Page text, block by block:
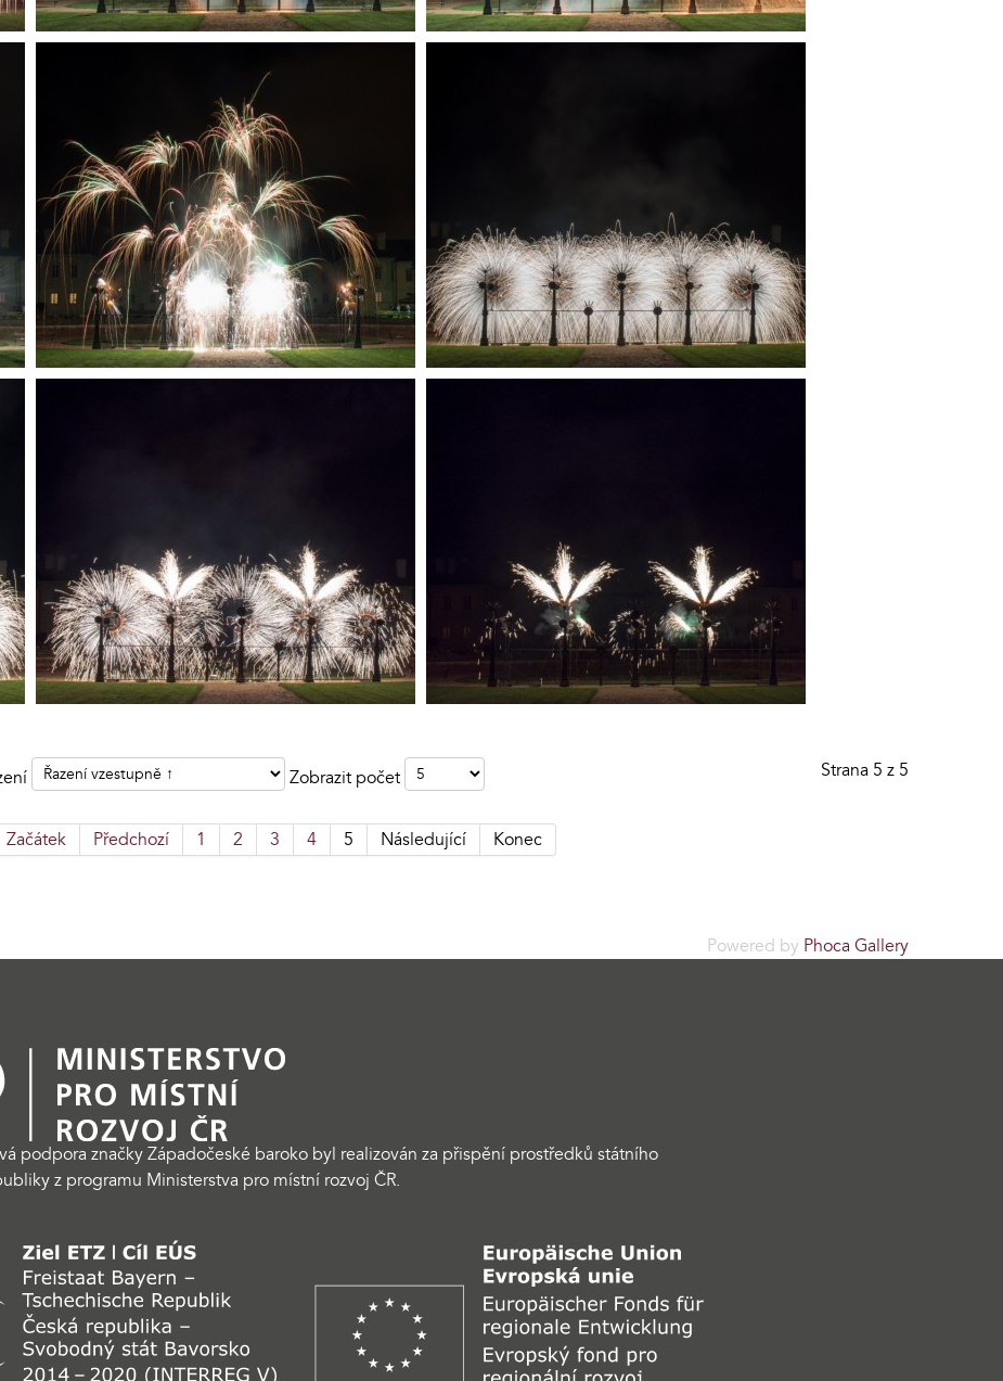
Zobrazit počet Strana 5 z 5
Začátek Předchozí 1 2 3 4 5 Následující Konec
Powered by Phoca Gallery
podpora značky Západočeské baroko byl realizován za přispění prostředků státního
z programu Ministerstva pro místní rozvoj ČR.